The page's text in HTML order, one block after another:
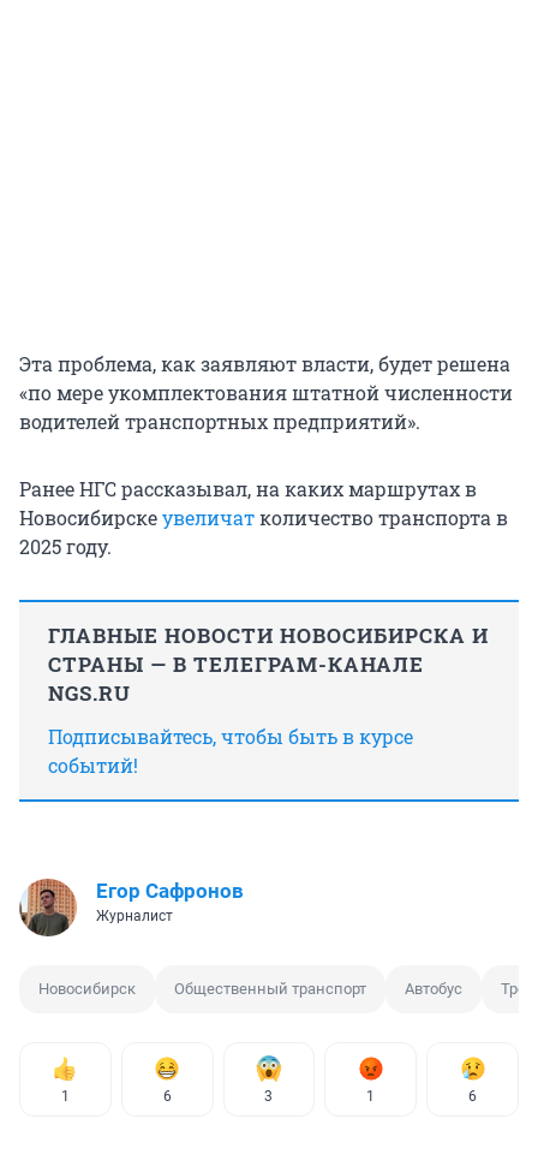
Эта проблема, как заявляют власти, будет решена
«по мере укомплектования штатной численности
водителей транспортных предприятий».
Ранее НГС рассказывал, на каких маршрутах в
Новосибирскеувеличатколичество транспорта в
2025 году.
ГЛАВНЫЕ НОВОСТИ НОВОСИБИРСКА И
СТРАНЫ — В ТЕЛЕГРАМ-КАНАЛЕ
NGS.RU
Подписывайтесь, чтобы быть в курсе
событий!
Егор Сафронов
Журналист
Новосибирск Общественный транспорт Автобус
1 6 3 1 6